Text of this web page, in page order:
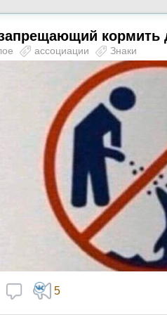
кормить
ассоциации Знаки
5